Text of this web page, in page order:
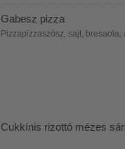
Gabesz pizza
Pizzapizzaszósz, sajt, bresaola,
Cukkínis rizottó mézes